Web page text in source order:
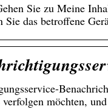
Sie zu Meine
Sie das betroffene
möchten,